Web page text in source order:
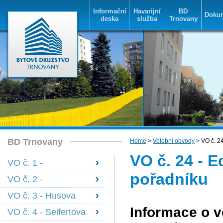
Informační
deska
Havarijní
služba
BD
Trnovany
BD Trnovany
VO č. 1 -
Bohosudovská 1478
- 1483
VO č. 2 -
Bohosudovská 1605
- 1608
VO č. 3 - Husova
1584 - 1585,
Janáčkova 1590 -
VO č. 4 - Seifertova
Home > Volební obvody > VO č.
VO č. 24 -
pořadníku
Informace o